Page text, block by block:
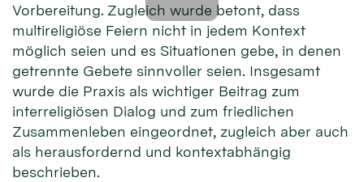
Vorbereitung. Zugleich wurde betont, dass
multireligiöse Feiern nicht in jedem Kontext
möglich seien und es Situationen gebe, in denen
getrennte Gebete sinnvoller seien. Insgesamt
wurde die Praxis als wichtiger Beitrag zum
interreligiösen Dialog und zum friedlichen
Zusammenleben eingeordnet, zugleich aber auch
als herausfordernd und kontextabhängig
beschrieben.